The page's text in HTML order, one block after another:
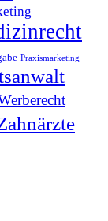
Praxismarketing